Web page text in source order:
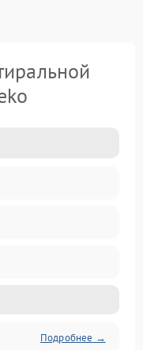
Подробнее →